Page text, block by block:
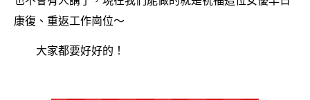
康復、重返工作崗位～
大家都要好好的！